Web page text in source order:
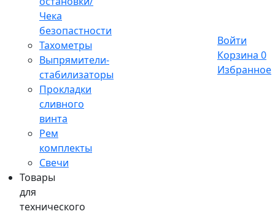
Чека
безопастности
Тахометры
Выпрямители-
стабилизаторы
Прокладки
сливного
винта
Рем
комплекты
Свечи
Товары
для
технического
Войти
Корзина 0
Избранное